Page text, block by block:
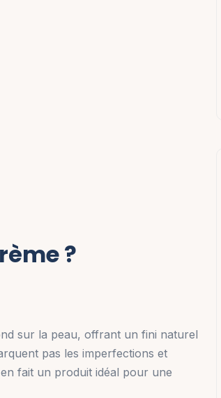
?
sur la peau, offrant un fini naturel
pas les imperfections et
fait un produit idéal pour une